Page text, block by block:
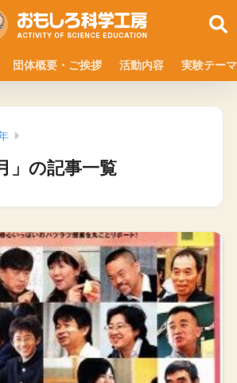
団体概要・ご挨拶 活動内容 実験テーマ
」の記事一覧